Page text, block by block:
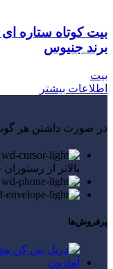
برند جنیوس
بیت
اطلاعات بیشتر
در صورت داشتن هر
بالاتر از
پرفروش‌ها